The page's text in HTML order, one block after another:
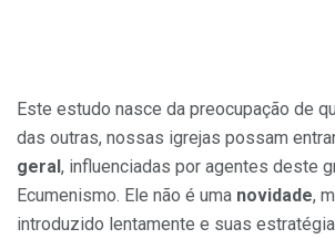
Este estudo nasce da preocupação de
das outras, nossas igrejas possam
geral, influenciadas por agentes deste
Ecumenismo. Ele não é uma novidade,
introduzido lentamente e suas